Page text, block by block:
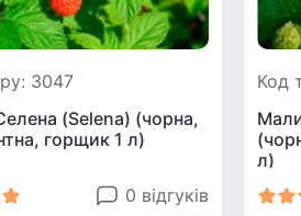
3047
(Selena) (чорна,
горщик 1 л)
0 відгуків
Код
л)